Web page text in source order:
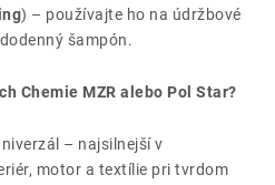
) – používajte ho na údržbové
šampón.
Chemie MZR alebo Pol Star?
– najsilnejší v
motor a textílie pri tvrdom